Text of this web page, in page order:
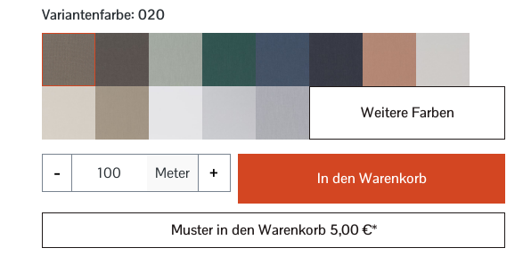
Variantenfarbeauswählen
: 020
Weitere Farben
- Meter + In den Warenkorb
Muster in den Warenkorb 5,00 €*